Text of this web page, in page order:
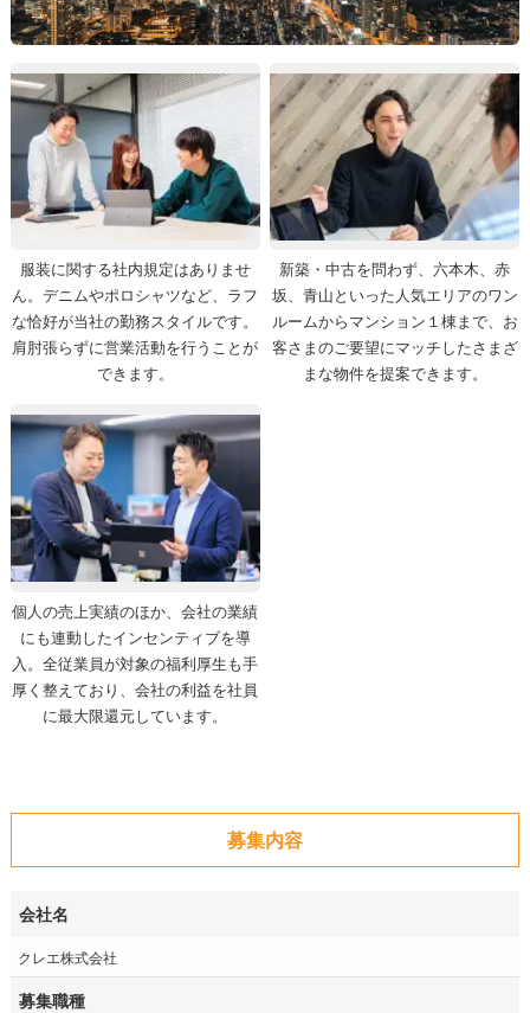
服装に関する社内規定はありませ
ん。デニムやポロシャツなど、ラフ
な恰好が当社の勤務スタイルです。
肩肘張らずに営業活動を行うことが
できます。
新築・中古を問わず、六本木、赤
坂、青山といった人気エリアのワン
ルームからマンション１棟まで、お
客さまのご要望にマッチしたさまざ
まな物件を提案できます。
個人の売上実績のほか、会社の業績
にも連動したインセンティブを導
入。全従業員が対象の福利厚生も手
厚く整えており、会社の利益を社員
に最大限還元しています。
募集内容
会社名
クレエ株式会社
募集職種